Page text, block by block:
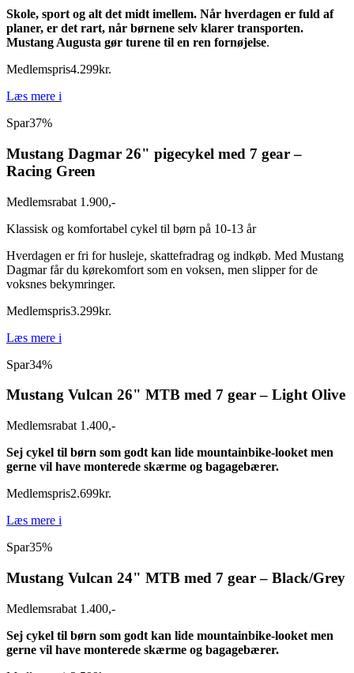
Skole, sport og alt det midt imellem. Når hverdagen er fuld af
planer, er det rart, når børnene selv klarer transporten.
Mustang Augusta gør turene til en ren fornøjelse.
Medlemspris4.299kr.
Læs mere i
Spar37%
Mustang Dagmar 26" pigecykel med 7 gear –
Racing Green
Medlemsrabat 1.900,-
Klassisk og komfortabel cykel til børn på 10-13 år
Hverdagen er fri for husleje, skattefradrag og indkøb. Med Mustang
Dagmar får du kørekomfort som en voksen, men slipper for de
voksnes bekymringer.
Medlemspris3.299kr.
Læs mere i
Spar34%
Mustang Vulcan 26" MTB med 7 gear – Light Olive
Medlemsrabat 1.400,-
Sej cykel til børn som godt kan lide mountainbike-looket men
gerne vil have monterede skærme og bagagebærer.
Medlemspris2.699kr.
Læs mere i
Spar35%
Mustang Vulcan 24" MTB med 7 gear – Black/Grey
Medlemsrabat 1.400,-
Sej cykel til børn som godt kan lide mountainbike-looket men
gerne vil have monterede skærme og bagagebærer.